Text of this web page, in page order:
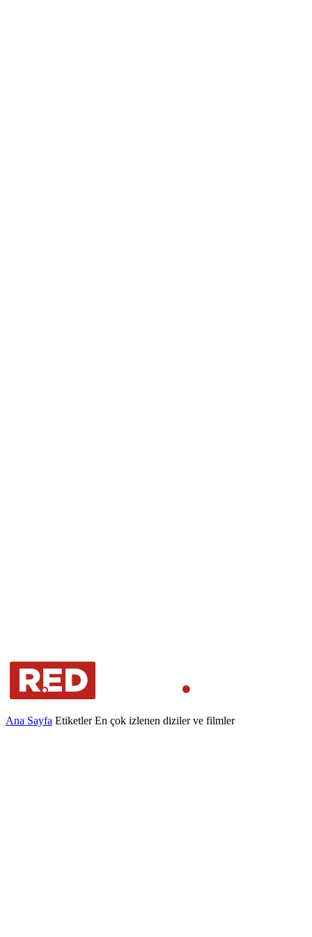
Ana Sayfa Etiketler En çok izlenen diziler ve filmler